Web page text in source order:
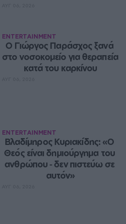
ENTERTAINMENT
O Γιώργος Παράσχος ξανά
στο νοσοκομείο για θεραπεία
κατά του καρκίνου
ENTERTAINMENT
Βλαδίμηρος Κυριακίδης: «Ο
Θεός είναι δημιούργημα του
ανθρώπου ‑ δεν πιστεύω σε
αυτόν»